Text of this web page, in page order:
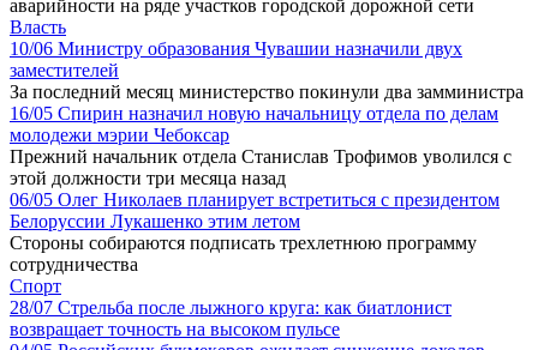
аварийности на ряде участков городской дорожной сети
Власть
10/06 Министру образования Чувашии назначили двух
заместителей
За последний месяц министерство покинули два замминистра
16/05 Спирин назначил новую начальницу отдела по делам
молодежи мэрии Чебоксар
Прежний начальник отдела Станислав Трофимов уволился с
этой должности три месяца назад
06/05 Олег Николаев планирует встретиться с президентом
Белоруссии Лукашенко этим летом
Стороны собираются подписать трехлетнюю программу
сотрудничества
Спорт
28/07 Стрельба после лыжного круга: как биатлонист
возвращает точность на высоком пульсе